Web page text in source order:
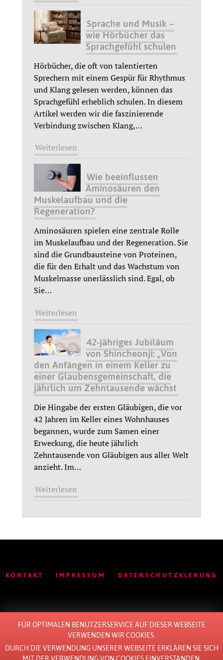
Sprache und Musik –
wie Hörbücher das
Sprachgefühl schulen
Hörbücher, die oft von talentierten
Sprechern mit einem Gespür für Rhythmus
und Klang gelesen werden, können das
Sprachgefühl erheblich schulen. In diesem
Artikel werden wir die faszinierende
Verbindung zwischen Klang,…
Weiterlesen
Wie beeinflussen
Aminosäuren den
Muskelaufbau und die
Regeneration?
Aminosäuren spielen eine zentrale Rolle
im Muskelaufbau und der Regeneration. Sie
sind die Grundbausteine von Proteinen,
die für den Erhalt und das Wachstum von
Muskelmasse unerlässlich sind. Egal, ob
Sie…
Weiterlesen
42-jähriges Jubiläum
von Shincheonji: „Von
den Anfängen in einem Keller zu
einer Glaubensgemeinschaft, die
jährlich um Zehntausende wächst
Die Hingabe der ersten Gläubigen, die vor
42 Jahren im Keller eines Wohnhauses
begannen, wurde zum Samen einer
Erweckung, die heute jährlich
Zehntausende von Gläubigen aus aller Welt
anzieht. Im…
Weiterlesen
KONTAKT IMPRESSUM DATENSCHUTZKLERUNG
© 2011 - 2026 ALL RIGHTS RESERVED. BY
FÜR OPTIMALEN BENUTZERSERVICE AUF DIESER WEBSEITE
VERWENDEN WIR COOKIES.
DURCH DIE VERWENDUNG UNSERER WEBSEITE ERKLÄREN SIE SICH